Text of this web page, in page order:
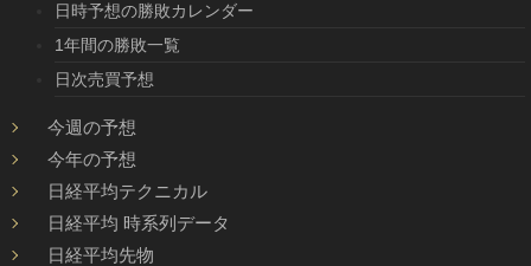
日時予想の勝敗カレンダー
1年間の勝敗一覧
日次売買予想
今週の予想
今年の予想
日経平均テクニカル
日経平均 時系列データ
日経平均先物